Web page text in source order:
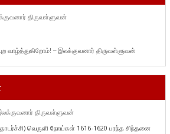
திருவள்ளுவன்
வாழ்த்துகிறோம்! – இலக்குவனார் திருவள்ளுவன்
திருவள்ளுவன்
வெருளி நோய்கள் 1616-1620 பரந்த சிந்தனை